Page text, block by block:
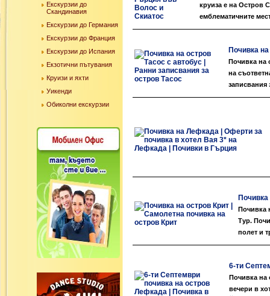
Екскурзии до
Скандинавия
Екскурзии до Германия
Екскурзии до Франция
Екскурзии до Испания
Екзотични пътувания
Круизи и яхти
Уикенди
Обиколни екскурзии
круиза е на Остров
емблематичните
Почивка
Почивка на
на
записвания
Почивка
Тур.
полет и
6-ти
Почивка на
вечери в